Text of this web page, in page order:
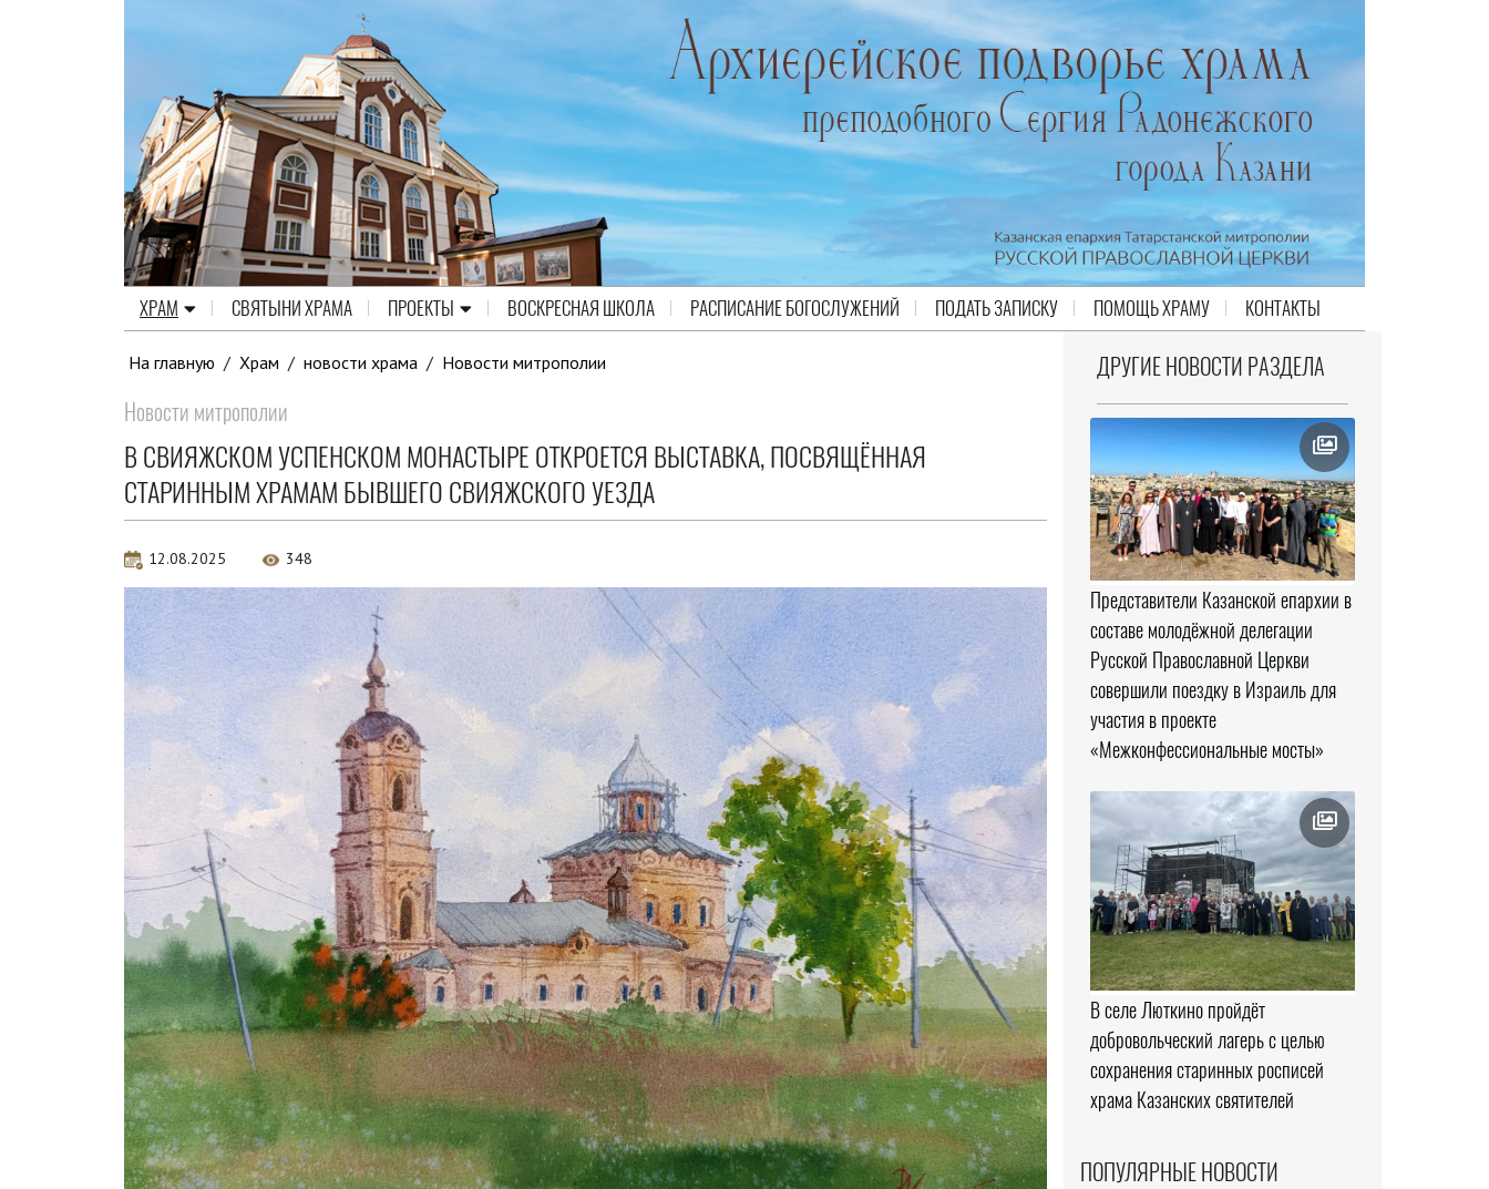
ХРАМ СВЯТЫНИ ХРАМА ПРОЕКТЫ ВОСКРЕСНАЯ ШКОЛА РАСПИСАНИЕ БОГОСЛУЖЕНИЙ ПОДАТЬ ЗАПИСКУ ПОМОЩЬ ХРАМУ КОНТАКТЫ
На главную / Храм / новости храма / Новости митрополии
Новости митрополии
В СВИЯЖСКОМ УСПЕНСКОМ МОНАСТЫРЕ ОТКРОЕТСЯ ВЫСТАВКА, ПОСВЯЩЁННАЯ
СТАРИННЫМ ХРАМАМ БЫВШЕГО СВИЯЖСКОГО УЕЗДА
12.08.2025 348
ДРУГИЕ НОВОСТИ РАЗДЕЛА
Представители Казанской епархии в
составе молодёжной делегации
Русской Православной Церкви
совершили поездку в Израиль для
участия в проекте
«Межконфессиональные мосты»
В селе Люткино пройдёт
добровольческий лагерь с целью
сохранения старинных росписей
храма Казанских святителей
ПОПУЛЯРНЫЕ НОВОСТИ